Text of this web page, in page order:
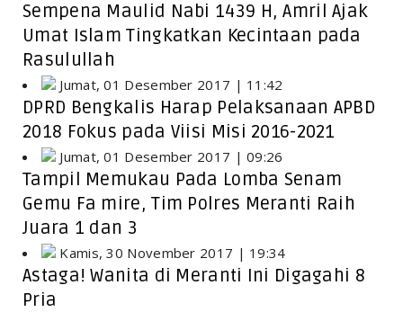
Sempena Maulid Nabi 1439 H, Amril Ajak
Umat Islam Tingkatkan Kecintaan pada
Rasulullah
Jumat, 01 Desember 2017 | 11:42
DPRD Bengkalis Harap Pelaksanaan APBD
2018 Fokus pada Viisi Misi 2016-2021
Jumat, 01 Desember 2017 | 09:26
Tampil Memukau Pada Lomba Senam
Gemu Fa mire, Tim Polres Meranti Raih
Juara 1 dan 3
Kamis, 30 November 2017 | 19:34
Astaga! Wanita di Meranti Ini Digagahi 8
Pria